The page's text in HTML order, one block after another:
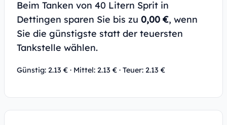
Beim Tanken von 40 Litern Sprit in
Dettingen sparen Sie bis zu 0,00 €, wenn
Sie die günstigste statt der teuersten
Tankstelle wählen.
Günstig: 2.13 € · Mittel: 2.13 € · Teuer: 2.13 €